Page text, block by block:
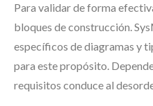
Para validar de forma
bloques de construcción.
específicos de diagramas y
para este propósito.
requisitos conduce al